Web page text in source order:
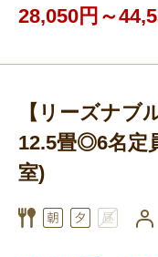
28,050円～
【リーズナブ
12.5畳◎6名定
室)